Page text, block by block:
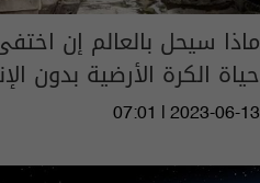
ماذا سيحل بالعالم إن
حياة الكرة الأرضية بدون
07:01 | 2023-06-13